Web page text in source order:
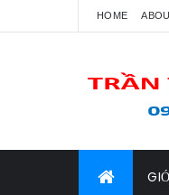
HOME